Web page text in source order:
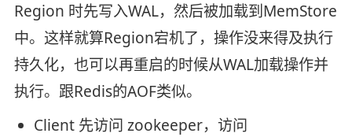
Region 时先写入WAL，然后被加载到MemStore
中。这样就算Region宕机了，操作没来得及执行
持久化，也可以再重启的时候从WAL加载操作并
执行。跟Redis的AOF类似。
Client 先访问 zookeeper，访问